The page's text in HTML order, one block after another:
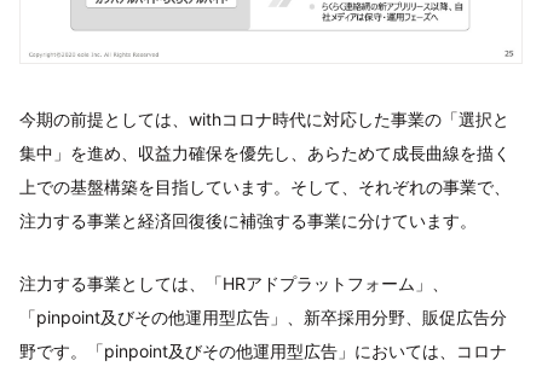
今期の前提としては、withコロナ時代に対応した事業の「選択と
集中」を進め、収益力確保を優先し、あらためて成長曲線を描く
上での基盤構築を目指しています。そして、それぞれの事業で、
注力する事業と経済回復後に補強する事業に分けています。
注力する事業としては、「HRアドプラットフォーム」、
「pinpoint及びその他運用型広告」、新卒採用分野、販促広告分
野です。「pinpoint及びその他運用型広告」においては、コロナ